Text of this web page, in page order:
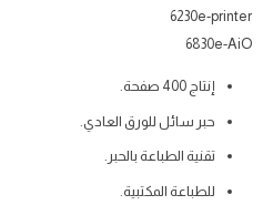
6230e-printer
6830e-AiO
إنتاج 400 صفحة.
حبر سائل للورق العادي.
تقنية الطباعة بالحبر.
للطباعة المكتبية.